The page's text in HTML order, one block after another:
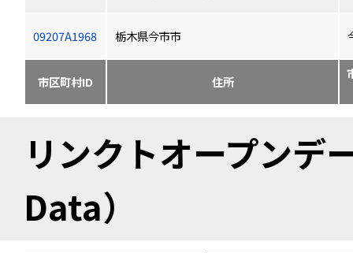
09207A1968 栃木県今市市
市区町村ID 住所
リンクトオープン
Data）